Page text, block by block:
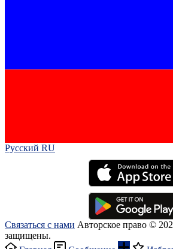
Русский RU‎
Связаться с нами Авторское право ©
защищены.